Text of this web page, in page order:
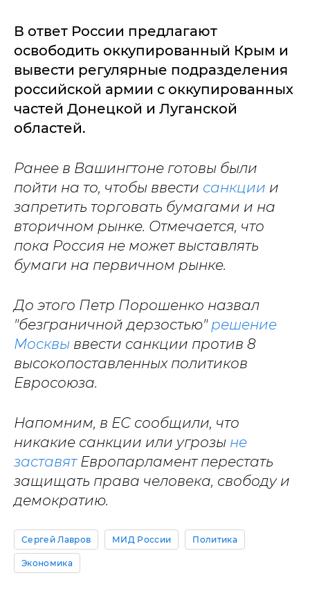
В ответ России предлагают
освободить оккупированный Крым и
вывести регулярные подразделения
российской армии с оккупированных
частей Донецкой и Луганской
областей.
Ранее в Вашингтоне готовы были
пойти на то, чтобы ввести санкции и
запретить торговать бумагами и на
вторичном рынке. Отмечается, что
пока Россия не может выставлять
бумаги на первичном рынке.
До этого Петр Порошенко назвал
"безграничной дерзостью" решение
Москвы ввести санкции против 8
высокопоставленных политиков
Евросоюза.
Напомним, в ЕС сообщили, что
никакие санкции или угрозы не
заставятЕвропарламент перестать
защищать права человека, свободу и
демократию.
Сергей Лавров МИД России Политика
Экономика